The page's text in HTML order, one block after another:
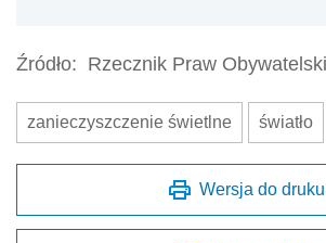
Źródło: Rzecznik Praw
zanieczyszczenie świetlne światło
Wersja do druku